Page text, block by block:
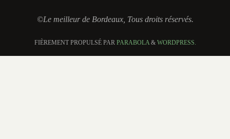
©Le meilleur de Bordeaux, Tous droits réservés.
FIÈREMENT PROPULSÉ PAR PARABOLA& WORDPRESS.